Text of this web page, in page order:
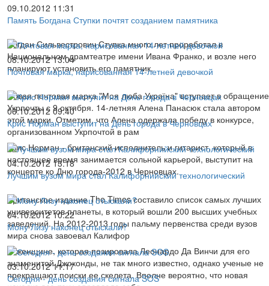
09.10.2012 11:31
Память Богдана Ступки почтят созданием памятника
Богдан Сильвестрович Ступка много лет проработал в
Национальном драмтеатре имени Ивана Франко, и возле него
планируют установить его памятник.
08.10.2012 13:04
Почтовая марка, нарисованная 14-летней девочкой
Новая почтовая марка "Моя люба Україна" вступает в обращение
Укрпочты с 9 октября. 14-летняя Алена Панасюк стала автором
этой марки. Отметим, что Алена одержала победу в конкурсе,
организованном Укрпочтой в рам
06.10.2012 09:40
Крис Норман выступит на День города в Черновцах
Крис Норман - британский исполнитель и гитарист, который в
настоящее время занимается сольной карьерой, выступит на
концерте ко Дню города-2012 в Черновцах.
04.10.2012 13:18
Лучшим вузом мира стал Калифорнийский технологический
Британское издание The Times составило список самых лучших
университетов планеты, в который вошли 200 высших учебных
заведений. На 2012-2013 годы пальму первенства среди вузов
мира снова завоевал Калифор
04.10.2012 10:22
Мону Лизу наконец отыскали?
О женщине, которая позировала Леонардо Да Винчи для его
знаменитой Джоконды, не так много известно, однако ученые не
прекращают поиски ее скелета. Вполне вероятно, что новая
03.10.2012 11:17
Сегодня - день создания сигнала SOS